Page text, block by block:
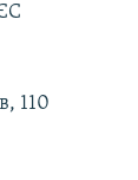
110